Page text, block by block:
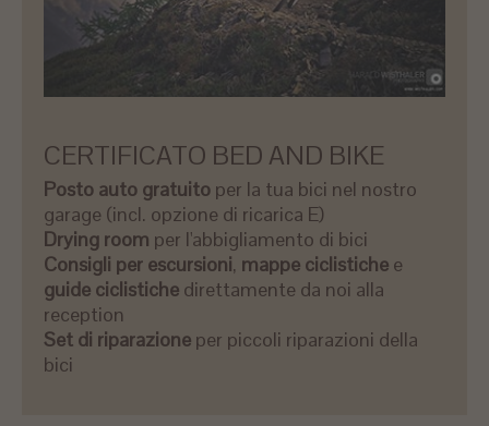
CERTIFICATO BED AND BIKE
Posto auto gratuito per la tua bici nel nostro
garage (incl. opzione di ricarica E)
Drying room per l'abbigliamento di bici
Consigli per escursioni, mappe ciclistiche e
guide ciclistiche direttamente da noi alla
reception
Set di riparazione per piccoli riparazioni della
bici